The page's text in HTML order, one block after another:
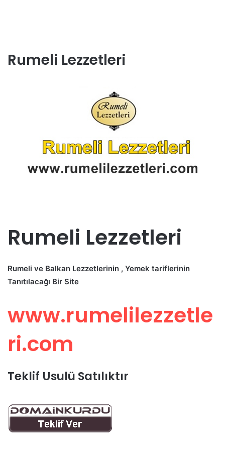
Rumeli Lezzetleri
Rumeli Lezzetleri
Rumeli ve Balkan Lezzetlerinin , Yemek tariflerinin
Tanıtılacağı Bir Site
www.rumelilezzetle
ri.com
Teklif Usulü Satılıktır